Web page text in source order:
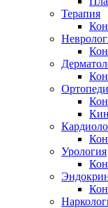
Терапия
Урология